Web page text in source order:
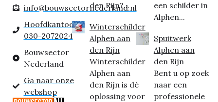
info@bouwsectornederland.nl
Hoofdkantoor:
030-2072024
Bouwsector
Nederland
Ga naar onze
webshop
den Rijn?...
Winterschilder
Alphen aan
den Rijn
Winterschilder
Alphen aan
den Rijn is dé
oplossing voor
een schilder in
Alphen...
Spuitwerk
Alphen aan
den Rijn
Bent u op zoek
naar een
professionele